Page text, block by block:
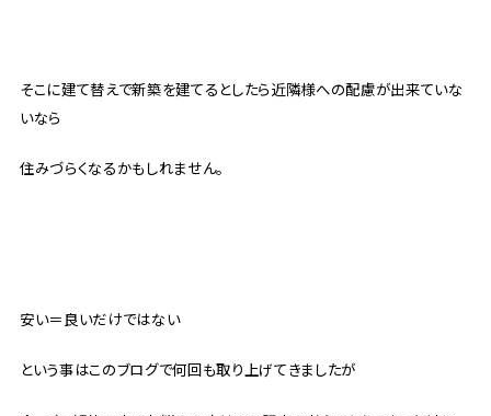
そこに建て替えで新築を建てるとしたら近隣様への配慮が出来ていな
いなら
住みづらくなるかもしれません。
安い＝良いだけではない
という事はこのブログで何回も取り上げてきましたが